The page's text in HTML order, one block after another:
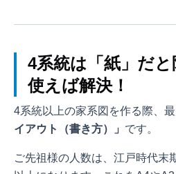
4系統は「紙」だ
使えば解決！
4系統以上の家系図を作る際、
イアウト（書き方）」 です。
ご先祖様の人数は、江戸時代末